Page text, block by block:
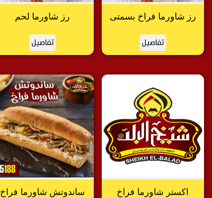
رز شاورما فراخ بسمتى
تفاصيل
رز شاورما لحم
تفاصيل
اكستر شاورما فراخ ساندوتش شاورما فراخ